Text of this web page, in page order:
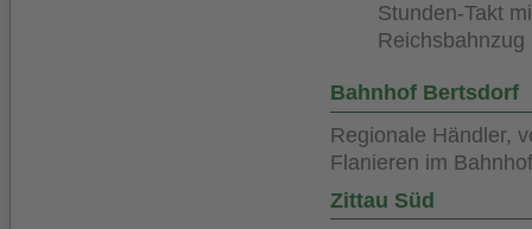
Stunden-Takt
Reichsbahnzug
Bahnhof Bertsdorf
Regionale Händler,
Flanieren im
Zittau Süd